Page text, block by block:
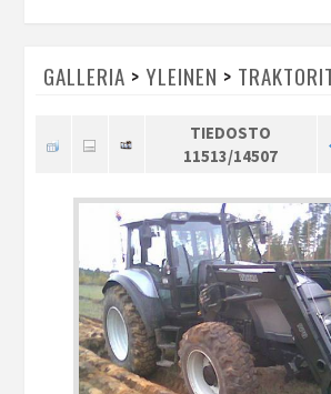
GALLERIA > YLEINEN >
TIEDOSTO
11513/14507